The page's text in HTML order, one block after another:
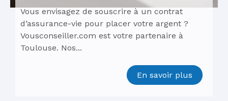
Vous envisagez de souscrire à un contrat
d’assurance-vie pour placer votre argent ?
Vousconseiller.com est votre partenaire à
Toulouse. Nos...
En savoir plus